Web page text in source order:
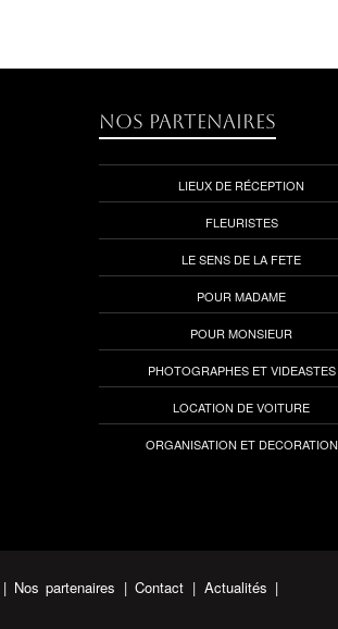
Nos partenaires
LIEUX DE RÉCEPTION
FLEURISTES
LE SENS DE LA FETE
POUR MADAME
POUR MONSIEUR
PHOTOGRAPHES ET VIDEASTES
LOCATION DE VOITURE
ORGANISATION ET DECORATION
| Nos partenaires | Contact | Actualités |